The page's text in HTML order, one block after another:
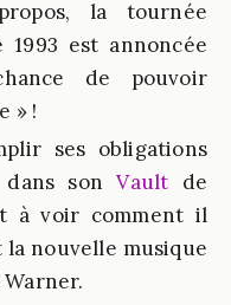
la tournée
est annoncée
de pouvoir
» !
ses obligations
dans sonVault de
à voir comment il
nouvelle musique